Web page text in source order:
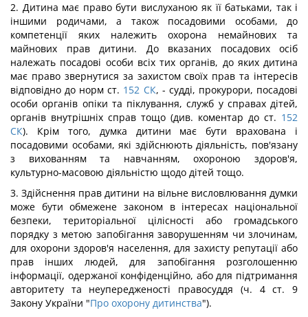
2. Дитина має право бути вислуханою як її батьками, так і
іншими родичами, а також посадовими особами, до
компетенції яких належить охорона немайнових та
майнових прав дитини. До вказаних посадових осіб
належать посадові особи всіх тих органів, до яких дитина
має право звернутися за захистом своїх прав та інтересів
відповідно до норм ст. 152 СК, - судді, прокурори, посадові
особи органів опіки та піклування, служб у справах дітей,
органів внутрішніх справ тощо (див. коментар до ст. 152
СК). Крім того, думка дитини має бути врахована і
посадовими особами, які здійснюють діяльність, пов'язану
з вихованням та навчанням, охороною здоров'я,
культурно-масовою діяльністю щодо дітей тощо.
3. Здійснення прав дитини на вільне висловлювання думки
може бути обмежене законом в інтересах національної
безпеки, територіальної цілісності або громадського
порядку з метою запобігання заворушенням чи злочинам,
для охорони здоров'я населення, для захисту репутації або
прав інших людей, для запобігання розголошенню
інформації, одержаної конфіденційно, або для підтримання
авторитету та неупередженості правосуддя (ч. 4 ст. 9
Закону України "Про охорону дитинства").